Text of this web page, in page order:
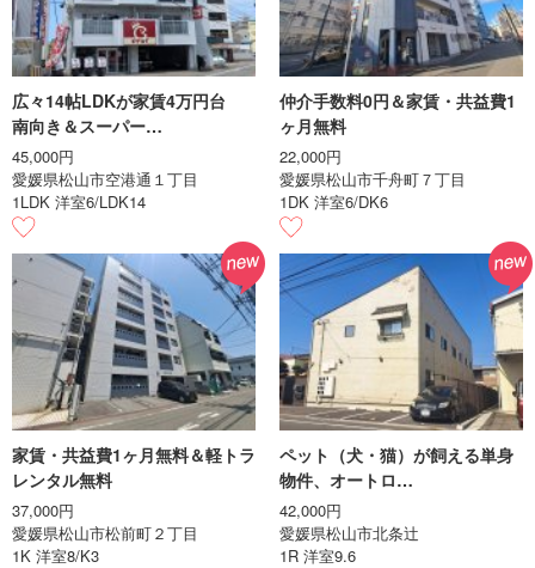
広々14帖LDKが家賃4万円台
南向き＆スーパー…
45,000円
愛媛県松山市空港通１丁目
1LDK 洋室6/LDK14
仲介手数料0円＆家賃・共益費1
ヶ月無料
22,000円
愛媛県松山市千舟町７丁目
1DK 洋室6/DK6
家賃・共益費1ヶ月無料＆軽トラ
レンタル無料
37,000円
愛媛県松山市松前町２丁目
1K 洋室8/K3
ペット（犬・猫）が飼える単身
物件、オートロ…
42,000円
愛媛県松山市北条辻
1R 洋室9.6